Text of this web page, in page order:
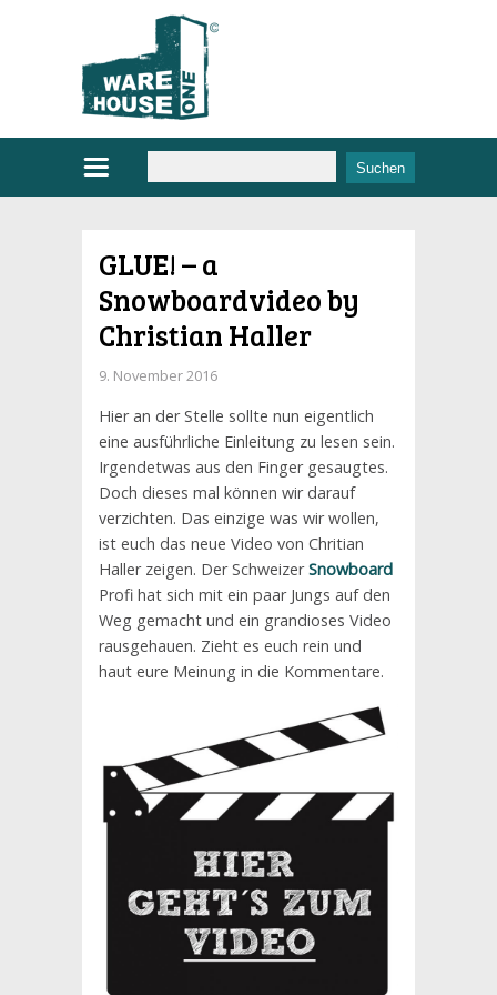
GLUE! – a
Snowboardvideo by
Christian Haller
9. November 2016
Hier an der Stelle sollte nun eigentlich
eine ausführliche Einleitung zu lesen sein.
Irgendetwas aus den Finger gesaugtes.
Doch dieses mal können wir darauf
verzichten. Das einzige was wir wollen,
ist euch das neue Video von Chritian
Haller zeigen. Der SchweizerSnowboard
Profi hat sich mit ein paar Jungs auf den
Weg gemacht und ein grandioses Video
rausgehauen. Zieht es euch rein und
haut eure Meinung in die Kommentare.